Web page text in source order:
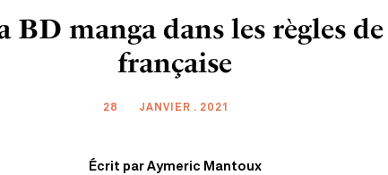
BD manga dans les règles
française
28 JANVIER . 2021
Écrit par Aymeric Mantoux